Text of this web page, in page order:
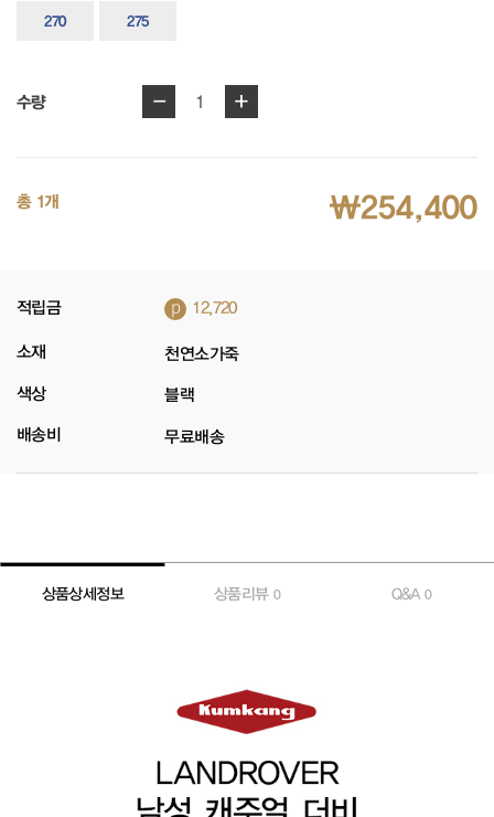
270 275
수량 - 1 +
총 1개 ₩254,400
적립금 p 12,720
소재 천연소가죽
색상 블랙
배송비 무료배송
상품상세정보 상품리뷰 0 Q&A0